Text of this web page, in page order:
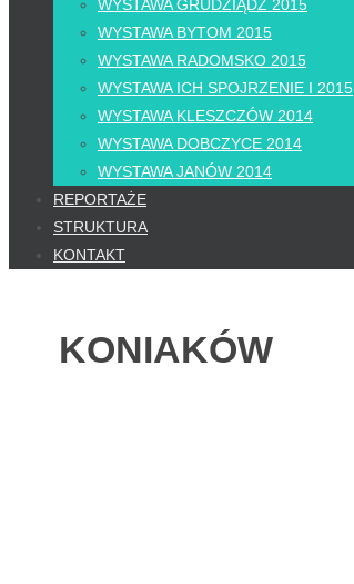
WYSTAWA GRUDZIĄDZ 2015
WYSTAWA BYTOM 2015
WYSTAWA RADOMSKO 2015
WYSTAWA ICH SPOJRZENIE I 2015
WYSTAWA KLESZCZÓW 2014
WYSTAWA DOBCZYCE 2014
WYSTAWA JANÓW 2014
REPORTAŻE
STRUKTURA
KONTAKT
KONIAKÓW